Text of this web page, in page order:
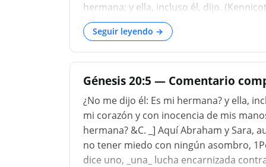
hermana; y ella, incluso él, dijo.
Seguir leyendo →
Génesis 20:5 — Comentario
¿No me dijo él: Es mi hermana? y ella,
mi corazón y con inocencia de mis
hermana? &C. _] Aquí Abraham y Sara,
no tener miedo con ningún asombro,
dice uno, _una_ lucha encarnizada